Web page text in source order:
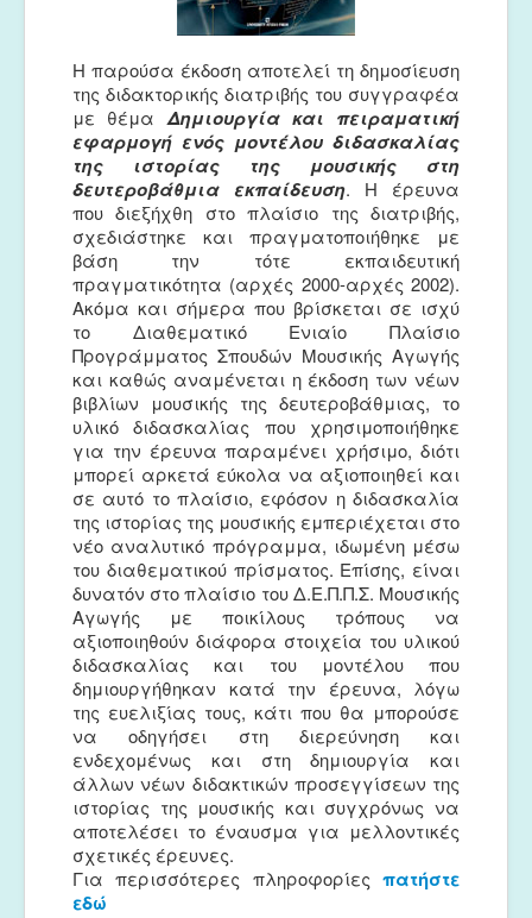
Η παρούσα έκδοση αποτελεί τη δημοσίευση
της διδακτορικής διατριβής του συγγραφέα
με θέμαΔημιουργία και πειραματική
εφαρμογή ενός μοντέλου διδασκαλίας
της ιστορίας της μουσικής στη
δευτεροβάθμια εκπαίδευση. Η έρευνα
που διεξήχθη στο πλαίσιο της διατριβής,
σχεδιάστηκε και πραγματοποιήθηκε με
βάση την τότε εκπαιδευτική
πραγματικότητα (αρχές 2000-αρχές 2002).
Ακόμα και σήμερα που βρίσκεται σε ισχύ
το Διαθεματικό Ενιαίο Πλαίσιο
Προγράμματος Σπουδών Μουσικής Αγωγής
και καθώς αναμένεται η έκδοση των νέων
βιβλίων μουσικής της δευτεροβάθμιας, το
υλικό διδασκαλίας που χρησιμοποιήθηκε
για την έρευνα παραμένει χρήσιμο, διότι
μπορεί αρκετά εύκολα να αξιοποιηθεί και
σε αυτό το πλαίσιο, εφόσον η διδασκαλία
της ιστορίας της μουσικής εμπεριέχεται στο
νέο αναλυτικό πρόγραμμα, ιδωμένη μέσω
του διαθεματικού πρίσματος. Επίσης, είναι
δυνατόν στο πλαίσιο του Δ.Ε.Π.Π.Σ. Μουσικής
Αγωγής με ποικίλους τρόπους να
αξιοποιηθούν διάφορα στοιχεία του υλικού
διδασκαλίας και του μοντέλου που
δημιουργήθηκαν κατά την έρευνα, λόγω
της ευελιξίας τους, κάτι που θα μπορούσε
να οδηγήσει στη διερεύνηση και
ενδεχομένως και στη δημιουργία και
άλλων νέων διδακτικών προσεγγίσεων της
ιστορίας της μουσικής και συγχρόνως να
αποτελέσει το έναυσμα για μελλοντικές
σχετικές έρευνες.
Για περισσότερες πληροφορίες πατήστε
εδώ